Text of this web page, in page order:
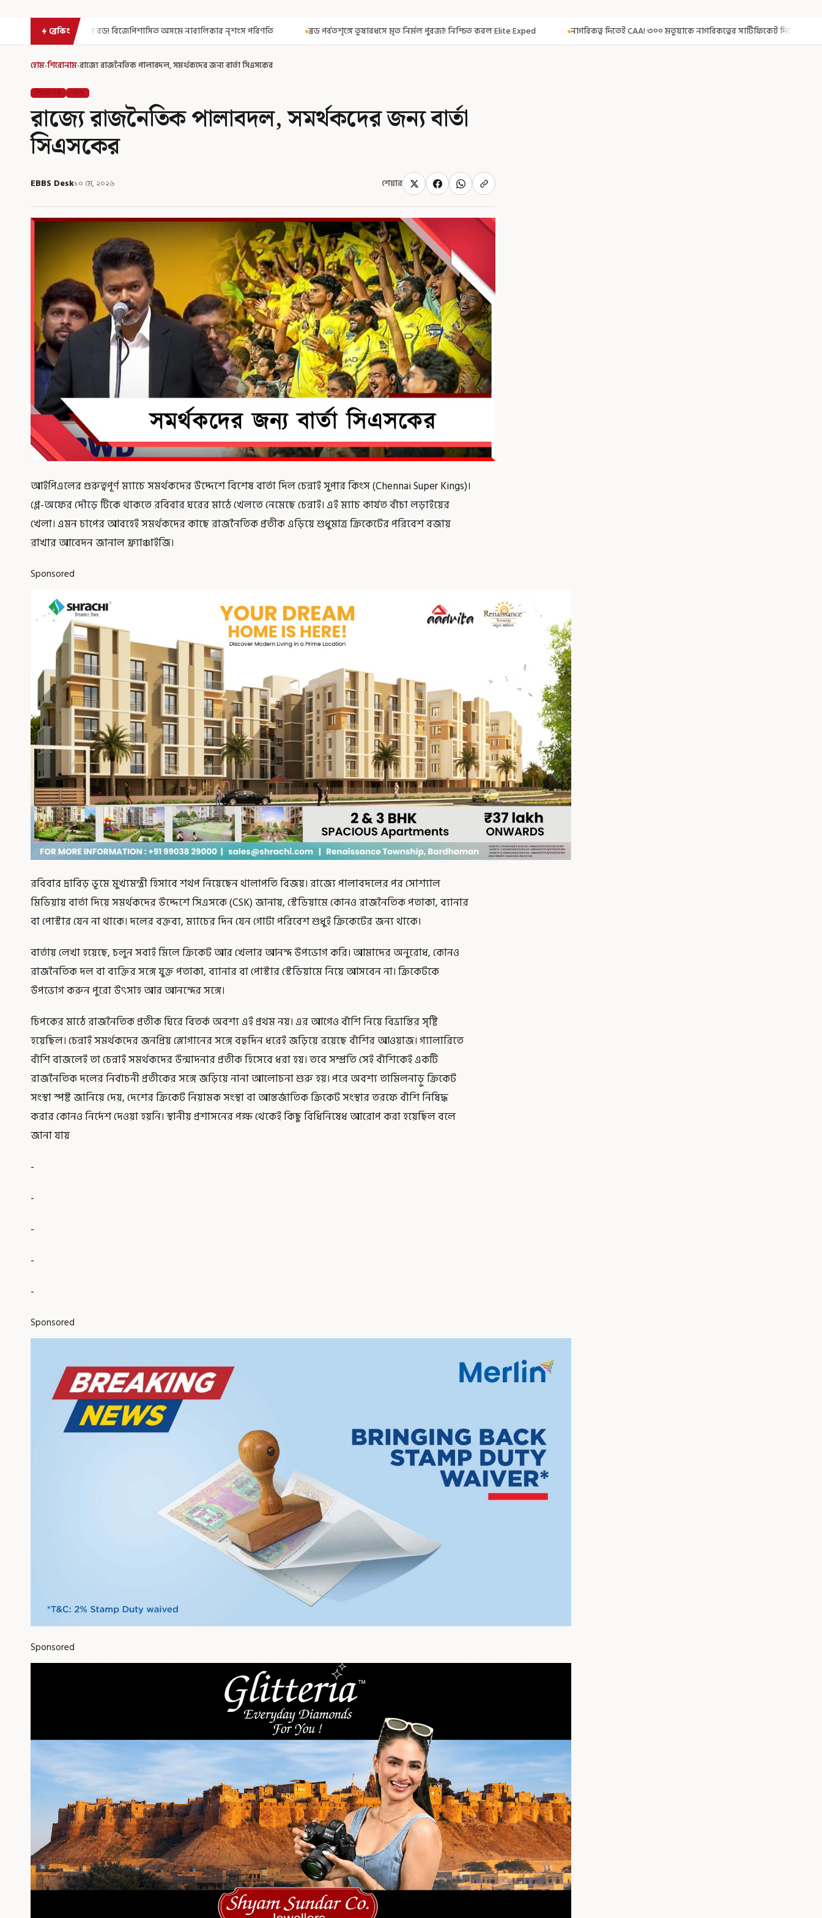
ব্রেকিং
অসমে নাবালিকার নৃশংস পরিণতি ব্রড পর্বতশৃঙ্গে তুষারধসে মৃত নির্মল পুরজা! নিশ্চিত করল Elite Exped নাগরিকত্ব দিতেই CAA! ৩০০ মতুয়াকে নাগরিকত্বের সার্টিফিকেট দিয়ে বার্তা মুখ্যমন্ত্রীর সুরক্ষা নিয়ে
হোম›শিরোনাম›রাজ্যে রাজনৈতিক পালাবদল, সমর্থকদের জন্য বার্তা সিএসকের
শিরোনাম খেলা
রাজ্যে রাজনৈতিক পালাবদল, সমর্থকদের জন্য বার্তা
সিএসকের
EBBS Desk১০ মে, ২০২৬ শেয়ার
আইপিএলের গুরুত্বপূর্ণ ম্যাচে সমর্থকদের উদ্দেশে বিশেষ বার্তা দিল চেন্নাই সুপার কিংস (Chennai Super Kings)।
প্লে-অফের দৌড়ে টিকে থাকতে রবিবার ঘরের মাঠে খেলতে নেমেছে চেন্নাই। এই ম্যাচ কার্যত বাঁচা লড়াইয়ের
খেলা। এমন চাপের আবহেই সমর্থকদের কাছে রাজনৈতিক প্রতীক এড়িয়ে শুধুমাত্র ক্রিকেটের পরিবেশ বজায়
রাখার আবেদন জানাল ফ্র্যাঞ্চাইজি।
Sponsored
রবিবার দ্রাবিড় ভূমে মুখ্যমন্ত্রী হিসাবে শথপ নিয়েছেন থালাপতি বিজয়। রাজ্যে পালাবদলের পর সোশ্যাল
মিডিয়ায় বার্তা দিয়ে সমর্থকদের উদ্দেশে সিএসকে (CSK) জানায়, স্টেডিয়ামে কোনও রাজনৈতিক পতাকা, ব্যানার
বা পোস্টার যেন না থাকে। দলের বক্তব্য, ম্যাচের দিন যেন গোটা পরিবেশ শুধুই ক্রিকেটের জন্য থাকে।
বার্তায় লেখা হয়েছে, চলুন সবাই মিলে ক্রিকেট আর খেলার আনন্দ উপভোগ করি। আমাদের অনুরোধ, কোনও
রাজনৈতিক দল বা ব্যক্তির সঙ্গে যুক্ত পতাকা, ব্যানার বা পোস্টার স্টেডিয়ামে নিয়ে আসবেন না। ক্রিকেটকে
উপভোগ করুন পুরো উৎসাহ আর আনন্দের সঙ্গে।
চিপকের মাঠে রাজনৈতিক প্রতীক ঘিরে বিতর্ক অবশ্য এই প্রথম নয়। এর আগেও বাঁশি নিয়ে বিভ্রান্তির সৃষ্টি
হয়েছিল। চেন্নাই সমর্থকদের জনপ্রিয় স্লোগানের সঙ্গে বহুদিন ধরেই জড়িয়ে রয়েছে বাঁশির আওয়াজ। গ্যালারিতে
বাঁশি বাজলেই তা চেন্নাই সমর্থকদের উন্মাদনার প্রতীক হিসেবে ধরা হয়। তবে সম্প্রতি সেই বাঁশিকেই একটি
রাজনৈতিক দলের নির্বাচনী প্রতীকের সঙ্গে জড়িয়ে নানা আলোচনা শুরু হয়। পরে অবশ্য তামিলনাড়ু ক্রিকেট
সংস্থা স্পষ্ট জানিয়ে দেয়, দেশের ক্রিকেট নিয়ামক সংস্থা বা আন্তর্জাতিক ক্রিকেট সংস্থার তরফে বাঁশি নিষিদ্ধ
করার কোনও নির্দেশ দেওয়া হয়নি। স্থানীয় প্রশাসনের পক্ষ থেকেই কিছু বিধিনিষেধ আরোপ করা হয়েছিল বলে
জানা যায়
-
-
-
-
-
Sponsored
Sponsored